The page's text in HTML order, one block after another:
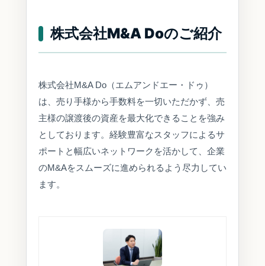
株式会社M&A Doのご紹介
株式会社M&A Do（エムアンドエー・ドゥ）
は、売り手様から手数料を一切いただかず、売
主様の譲渡後の資産を最大化できることを強み
としております。経験豊富なスタッフによるサ
ポートと幅広いネットワークを活かして、企業
のM&Aをスムーズに進められるよう尽力してい
ます。